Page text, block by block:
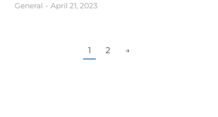
General April 21, 2023
1 2 →